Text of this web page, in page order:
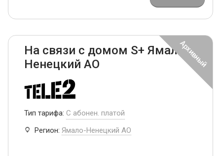
На связи с домом S+ Ямало-
Ненецкий АО
Тип тарифа: С абонен. платой
Регион: Ямало-Ненецкий АО